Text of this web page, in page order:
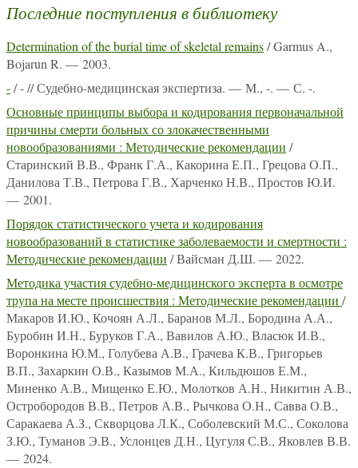
Последние поступления в библиотеку
Determination of the burial time of skeletal remains/ Garmus A.,
Bojarun R. — 2003.
-/ - // Судебно-медицинская экспертиза. — М., -. — С. -.
Основные принципы выбора и кодирования первоначальной
причины смерти больных со злокачественными
новообразованиями : Методические рекомендации /
Старинский В.В., Франк Г.А., Какорина Е.П., Грецова О.П.,
Данилова Т.В., Петрова Г.В., Харченко Н.В., Простов Ю.И.
— 2001.
Порядок статистического учета и кодирования
новообразований в статистике заболеваемости и смертности :
Методические рекомендации / Вайсман Д.Ш. — 2022.
Методика участия судебно-медицинского эксперта в осмотре
трупа на месте происшествия : Методические рекомендации /
Макаров И.Ю., Кочоян А.Л., Баранов М.Л., Бородина А.А.,
Буробин И.Н., Буруков Г.А., Вавилов А.Ю., Власюк И.В.,
Воронкина Ю.М., Голубева А.В., Грачева К.В., Григорьев
В.П., Захаркин О.В., Казымов М.А., Кильдюшов Е.М.,
Миненко А.В., Мищенко Е.Ю., Молотков А.Н., Никитин А.В.,
Остробородов В.В., Петров А.В., Рычкова О.Н., Савва О.В.,
Саракаева А.З., Скворцова Л.К., Соболевский М.С., Соколова
З.Ю., Туманов Э.В., Услонцев Д.Н., Цугуля С.В., Яковлев В.В.
— 2024.